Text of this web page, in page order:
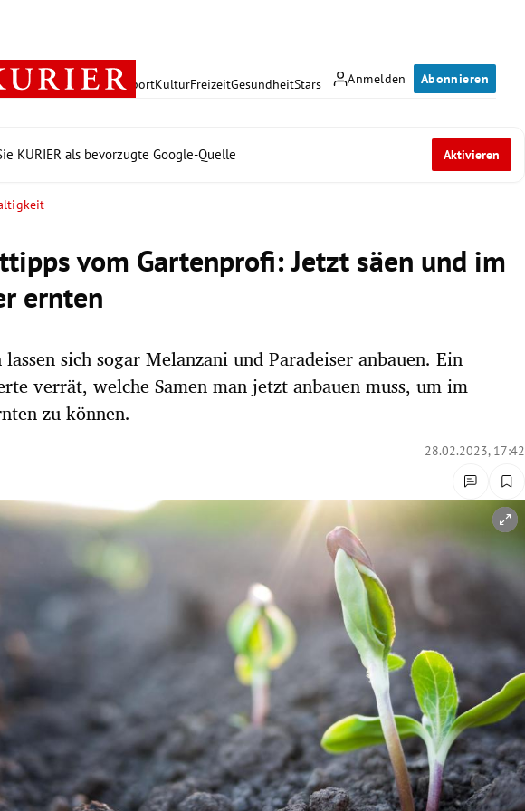
Anmelden Abonnieren
PolitikWirtschaft SportKulturFreizeitGesundheitStars
KURIER als bevorzugte Google-Quelle Aktivieren
vom Gartenprofi: Jetzt säen und im
ernten
sich sogar Melanzani und Paradeiser anbauen. Ein
verrät, welche Samen man jetzt anbauen muss, um im
zu können.
28.02.2023, 17:42
öffnen/schließen